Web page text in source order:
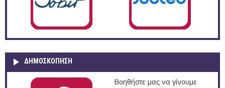
ΔΗΜΟΣΚΌΠΗΣΗ
Βοηθήστε μας να γίνουμε